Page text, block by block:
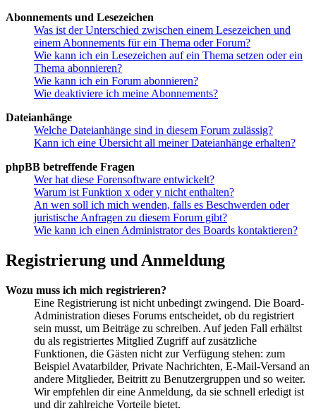
Abonnements und Lesezeichen
Was ist der Unterschied zwischen einem Lesezeichen und
einem Abonnements für ein Thema oder Forum?
Wie kann ich ein Lesezeichen auf ein Thema setzen oder ein
Thema abonnieren?
Wie kann ich ein Forum abonnieren?
Wie deaktiviere ich meine Abonnements?
Dateianhänge
Welche Dateianhänge sind in diesem Forum zulässig?
Kann ich eine Übersicht all meiner Dateianhänge erhalten?
phpBB betreffende Fragen
Wer hat diese Forensoftware entwickelt?
Warum ist Funktion x oder y nicht enthalten?
An wen soll ich mich wenden, falls es Beschwerden oder
juristische Anfragen zu diesem Forum gibt?
Wie kann ich einen Administrator des Boards kontaktieren?
Registrierung und Anmeldung
Wozu muss ich mich registrieren?
Eine Registrierung ist nicht unbedingt zwingend. Die Board-
Administration dieses Forums entscheidet, ob du registriert
sein musst, um Beiträge zu schreiben. Auf jeden Fall erhältst
du als registriertes Mitglied Zugriff auf zusätzliche
Funktionen, die Gästen nicht zur Verfügung stehen: zum
Beispiel Avatarbilder, Private Nachrichten, E-Mail-Versand an
andere Mitglieder, Beitritt zu Benutzergruppen und so weiter.
Wir empfehlen dir eine Anmeldung, da sie schnell erledigt ist
und dir zahlreiche Vorteile bietet.